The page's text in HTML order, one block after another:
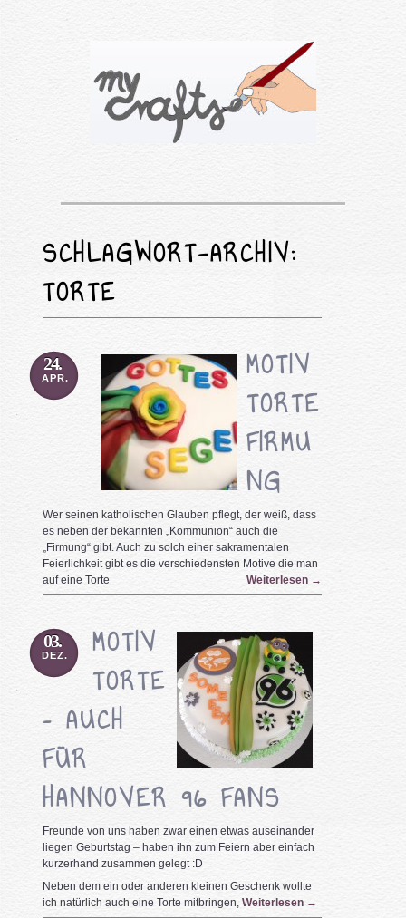
SCHLAGWORT-ARCHIV:
TORTE
24.
APR.
MOTIV
TORTE
FIRMU
NG
Wer seinen katholischen Glauben pflegt, der weiß, dass
es neben der bekannten „Kommunion“ auch die
„Firmung“ gibt. Auch zu solch einer sakramentalen
Feierlichkeit gibt es die verschiedensten Motive die man
auf eine Torte
Weiterlesen →
03.
DEZ.
MOTIV
TORTE
– AUCH
FÜR
HANNOVER 96 FANS
Freunde von uns haben zwar einen etwas auseinander
liegen Geburtstag – haben ihn zum Feiern aber einfach
kurzerhand zusammen gelegt :D
Neben dem ein oder anderen kleinen Geschenk wollte
ich natürlich auch eine Torte mitbringen,Weiterlesen →